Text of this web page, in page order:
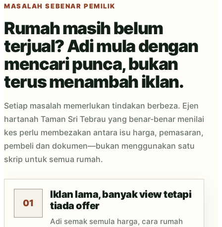
MASALAH SEBENAR PEMILIK
Rumah masih belum
terjual? Adi mula dengan
mencari punca, bukan
terus menambah iklan.
Setiap masalah memerlukan tindakan berbeza. Ejen
hartanah Taman Sri Tebrau yang benar-benar menilai
kes perlu membezakan antara isu harga, pemasaran,
pembeli dan dokumen—bukan menggunakan satu
skrip untuk semua rumah.
01
Iklan lama, banyak view tetapi
tiada offer
Adi semak semula harga, cara rumah